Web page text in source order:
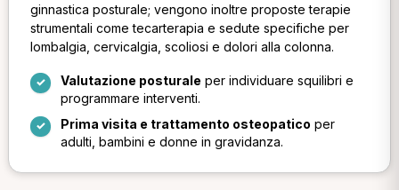
ginnastica posturale; vengono inoltre proposte terapie
strumentali come tecarterapia e sedute specifiche per
lombalgia, cervicalgia, scoliosi e dolori alla colonna.
Valutazione posturale per individuare squilibri e
programmare interventi.
Prima visita e trattamento osteopatico per
adulti, bambini e donne in gravidanza.